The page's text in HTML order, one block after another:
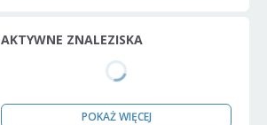
AKTYWNE ZNALEZISKA
POKAŻ WIĘCEJ